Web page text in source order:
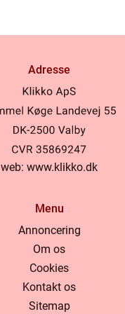
Adresse
web: www.klikko.dk
Menu
Annoncering
Om os
Cookies
Kontakt os
Sitemap